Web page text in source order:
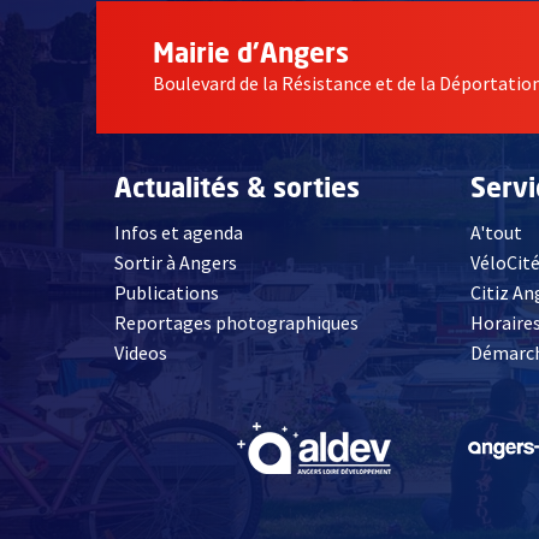
Mairie d'Angers
Boulevard de la Résistance et de la Déportation
Actualités & sorties
Infos et agenda
Sortir à Angers
Publications
Reportages photographiques
Videos, Ouvre une nouvelle fenêtre
A'tout
VéloCité
Citiz
, Ouvre une